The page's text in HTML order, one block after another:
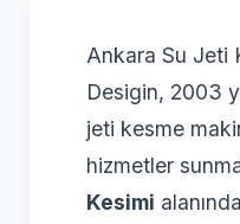
Ankara Su Jeti
Desigin, 2003
jeti kesme
hizmetler
Kesimi